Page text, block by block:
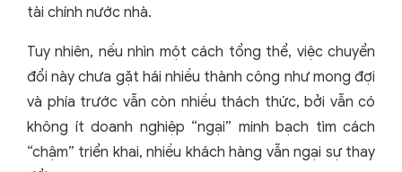
tài chính nước nhà.
Tuy nhiên, nếu nhìn một cách tổng thể, việc chuyển
đổi này chưa gặt hái nhiều thành công như mong đợi
và phía trước vẫn còn nhiều thách thức, bởi vẫn có
không ít doanh nghiệp “ngại” minh bạch tìm cách
“chậm” triển khai, nhiều khách hàng vẫn ngại sự thay